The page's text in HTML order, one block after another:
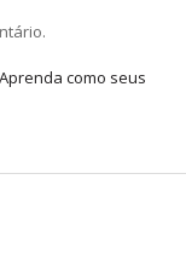
Aprenda como seus